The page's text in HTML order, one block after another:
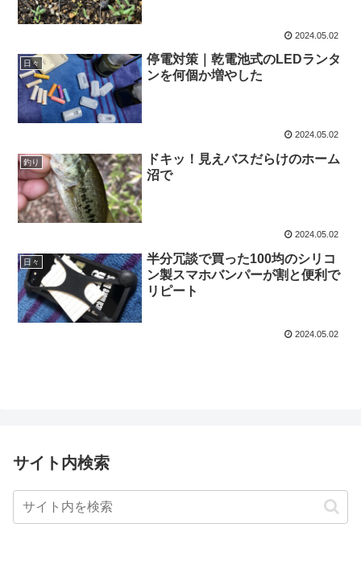
2024.05.02
日々
停電対策｜乾電池式のLEDランタ
ンを何個か増やした
2024.05.02
釣り
ドキッ！見えバスだらけのホーム
沼で
2024.05.02
日々
半分冗談で買った100均のシリコ
ン製スマホバンパーが割と便利で
リピート
2024.05.02
サイト内検索